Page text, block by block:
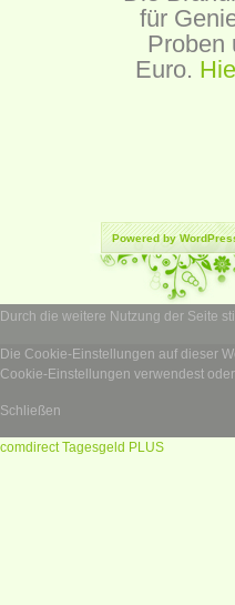
für
Proben
Euro.
Powered by
Durch die weitere Nutzung der Seite
Die Cookie-Einstellungen auf dieser
Cookie-Einstellungen verwendest
Schließen
comdirect Tagesgeld PLUS